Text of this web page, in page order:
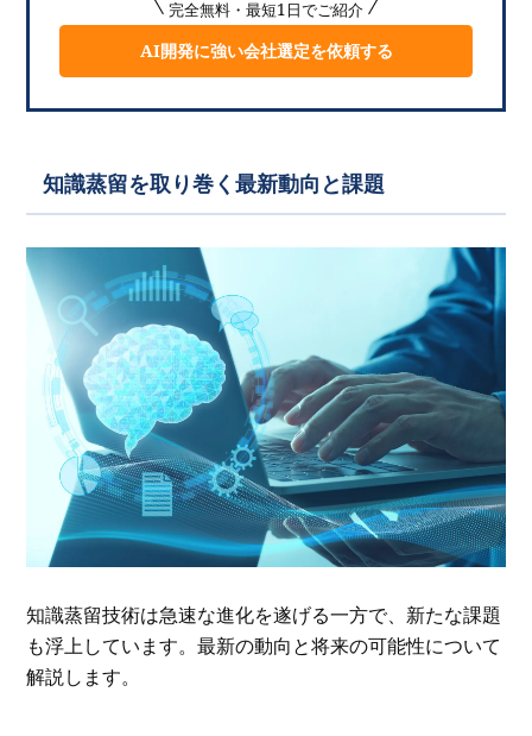
完全無料・最短1日でご紹介
AI開発に強い会社選定を依頼する
知識蒸留を取り巻く最新動向と課題
知識蒸留技術は急速な進化を遂げる一方で、新たな課題
も浮上しています。最新の動向と将来の可能性について
解説します。